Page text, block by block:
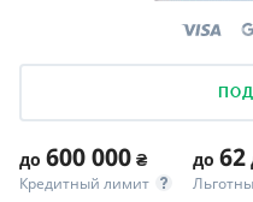
до 600 000 ₴
Кредитный лимит
до 62